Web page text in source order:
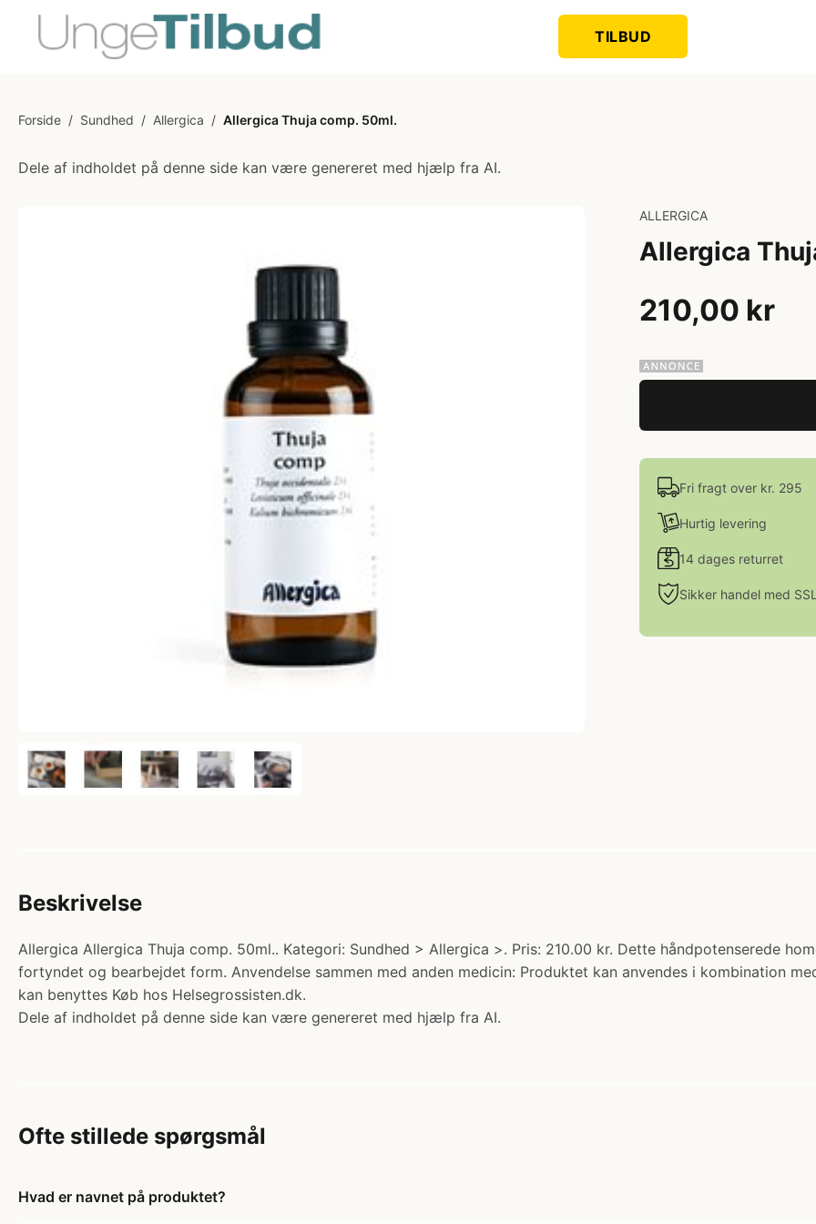
TILBUD
Forside / Sundhed / Allergica / Allergica Thuja comp. 50ml.
Dele af indholdet på denne side kan være genereret med hjælp fra AI.
ALLERGICA
Allergica
210,00 kr
Fri fragt over kr. 295
Hurtig levering
14 dages returret
Sikker handel med
Beskrivelse
Allergica Allergica Thuja comp. 50ml.. Kategori: Sundhed > Allergica >. Pris: 210.00 kr. Dette håndpotenserede
fortyndet og bearbejdet form. Anvendelse sammen med anden medicin: Produktet kan anvendes i kombination
kan benyttes Køb hos Helsegrossisten.dk.
Dele af indholdet på denne side kan være genereret med hjælp fra AI.
Ofte stillede spørgsmål
Hvad er navnet på produktet?